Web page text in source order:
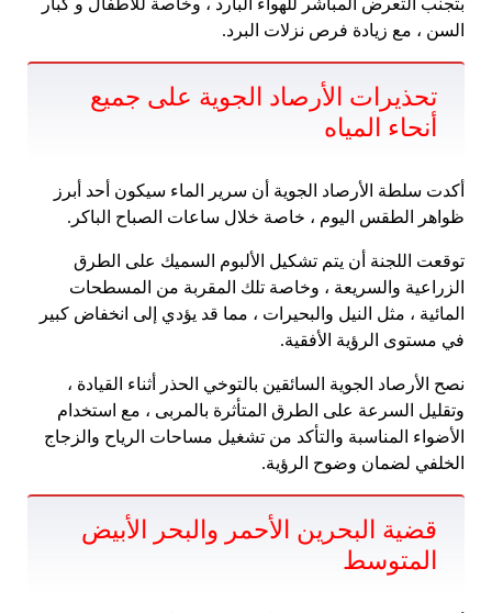
بتجنب التعرض المباشر للهواء البارد ، وخاصة للأطفال و كبار
السن ، مع زيادة فرص نزلات البرد.
تحذيرات الأرصاد الجوية على جميع
أنحاء المياه
أكدت سلطة الأرصاد الجوية أن سرير الماء سيكون أحد أبرز
ظواهر الطقس اليوم ، خاصة خلال ساعات الصباح الباكر.
توقعت اللجنة أن يتم تشكيل الألبوم السميك على الطرق
الزراعية والسريعة ، وخاصة تلك المقربة من المسطحات
المائية ، مثل النيل والبحيرات ، مما قد يؤدي إلى انخفاض كبير
في مستوى الرؤية الأفقية.
نصح الأرصاد الجوية السائقين بالتوخي الحذر أثناء القيادة ،
وتقليل السرعة على الطرق المتأثرة بالمربى ، مع استخدام
الأضواء المناسبة والتأكد من تشغيل مساحات الرياح والزجاج
الخلفي لضمان وضوح الرؤية.
قضية البحرين الأحمر والبحر الأبيض
المتوسط